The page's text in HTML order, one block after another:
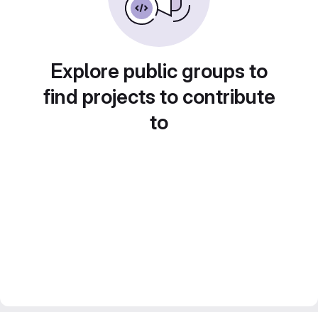
Explore public groups to
find projects to contribute
to